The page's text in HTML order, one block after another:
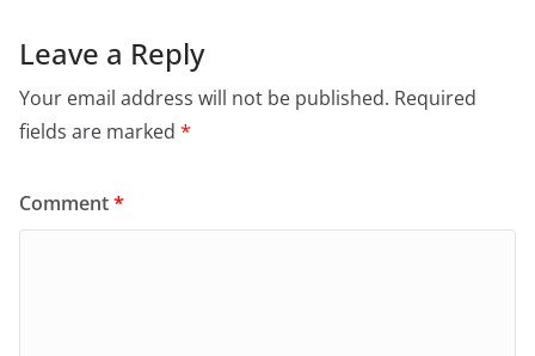
Leave a Reply
Your email address will not be published. Required
fields are marked *
Comment*